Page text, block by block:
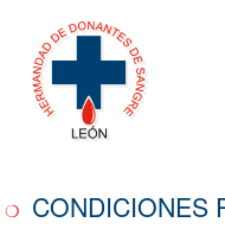
CONDICIONES